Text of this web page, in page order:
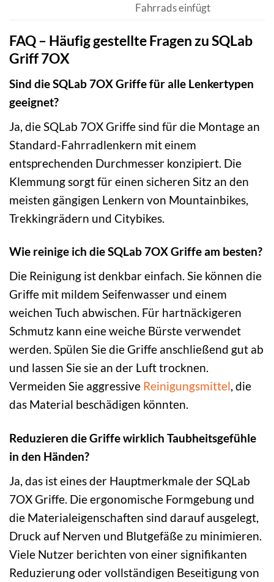
Fahrrads einfügt
FAQ – Häufig gestellte Fragen zu SQLab
Griff 7OX
Sind die SQLab 7OX Griffe für alle Lenkertypen
geeignet?
Ja, die SQLab 7OX Griffe sind für die Montage an
Standard-Fahrradlenkern mit einem
entsprechenden Durchmesser konzipiert. Die
Klemmung sorgt für einen sicheren Sitz an den
meisten gängigen Lenkern von Mountainbikes,
Trekkingrädern und Citybikes.
Wie reinige ich die SQLab 7OX Griffe am besten?
Die Reinigung ist denkbar einfach. Sie können die
Griffe mit mildem Seifenwasser und einem
weichen Tuch abwischen. Für hartnäckigeren
Schmutz kann eine weiche Bürste verwendet
werden. Spülen Sie die Griffe anschließend gut ab
und lassen Sie sie an der Luft trocknen.
Vermeiden Sie aggressive Reinigungsmittel, die
das Material beschädigen könnten.
Reduzieren die Griffe wirklich Taubheitsgefühle
in den Händen?
Ja, das ist eines der Hauptmerkmale der SQLab
7OX Griffe. Die ergonomische Formgebung und
die Materialeigenschaften sind darauf ausgelegt,
Druck auf Nerven und Blutgefäße zu minimieren.
Viele Nutzer berichten von einer signifikanten
Reduzierung oder vollständigen Beseitigung von